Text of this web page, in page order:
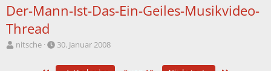
Der-Mann-Ist-Das-Ein-Geiles-Musikvideo-
Thread
E
nitsche
E
s
30. Januar 2008